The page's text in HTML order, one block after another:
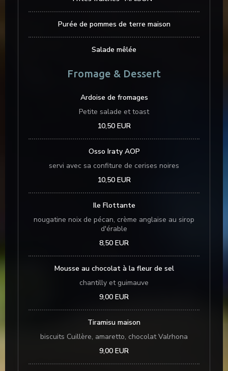
Purée de pommes de terre maison
Salade mêlée
Fromage & Dessert
Ardoise de fromages
Petite salade et toast
10,50 EUR
Osso Iraty AOP
servi avec sa confiture de cerises noires
10,50 EUR
Ile Flottante
nougatine noix de pécan, crème anglaise au sirop
d'érable
8,50 EUR
Mousse au chocolat à la fleur de sel
chantilly et guimauve
9,00 EUR
Tiramisu maison
biscuits Cuillère, amaretto, chocolat Valrhona
9,00 EUR